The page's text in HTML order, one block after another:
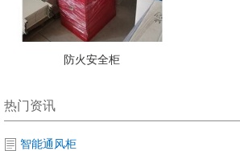
防火安全柜
热门资讯
智能通风柜